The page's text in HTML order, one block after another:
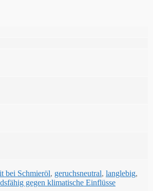
bei Schmieröl, geruchsneutral, langlebig,
gegen klimatische Einflüsse